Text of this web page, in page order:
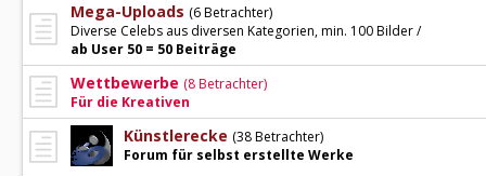
Mega-Uploads (6 Betrachter)
Diverse Celebs aus diversen Kategorien, min. 100 Bilder /
ab User 50 = 50 Beiträge
Wettbewerbe (8 Betrachter)
Für die Kreativen
Künstlerecke (38 Betrachter)
Forum für selbst erstellte Werke